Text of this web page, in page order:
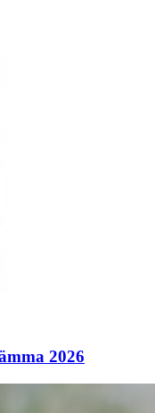
2026